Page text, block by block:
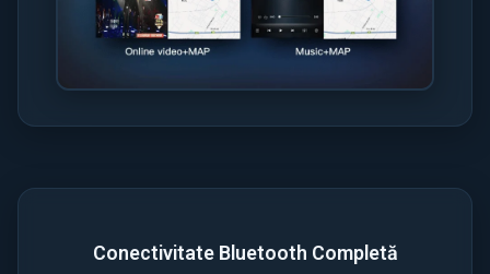
Conectivitate Bluetooth Completă